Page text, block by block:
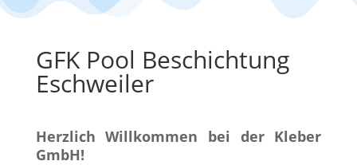
GFK Pool Beschichtung
Eschweiler
Herzlich Willkommen bei der Kleber
GmbH!